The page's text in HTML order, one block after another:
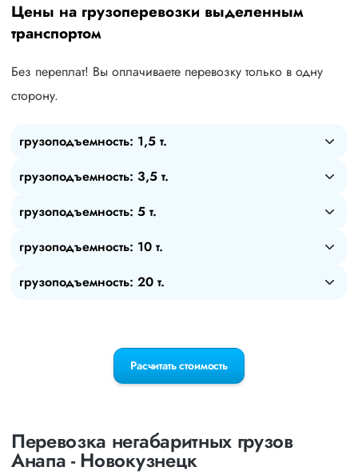
Цены на грузоперевозки выделенным
транспортом
Без переплат! Вы оплачиваете перевозку только в одну
сторону.
грузоподъемность: 1,5 т.
грузоподъемность: 3,5 т.
грузоподъемность: 5 т.
грузоподъемность: 10 т.
грузоподъемность: 20 т.
Расчитать стоимость
Перевозка негабаритных грузов
Анапа - Новокузнецк